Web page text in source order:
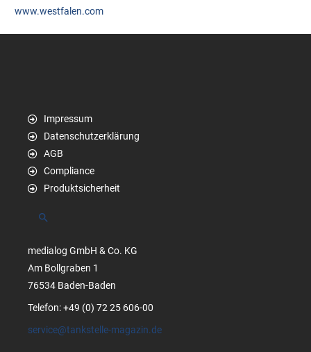
www.westfalen.com
Impressum
Datenschutzerklärung
AGB
Compliance
Produktsicherheit
Suchen
medialog GmbH & Co. KG
Am Bollgraben 1
76534 Baden-Baden
Telefon: +49 (0) 72 25 606-00
service@tankstelle-magazin.de